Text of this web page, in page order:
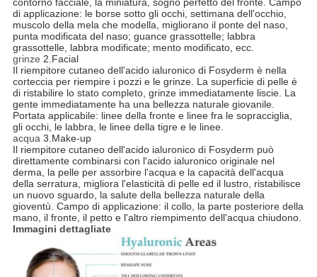
di applicazione: le borse sotto gli occhi, settimana dell'occhio,
muscolo della mela che modella, migliorano il ponte del naso,
punta modificata del naso; guance grassottelle; labbra
grassottelle, labbra modificate; mento modificato, ecc.
grinze 2.Facial
Il riempitore cutaneo dell'acido ialuronico di Fosyderm è nella
corteccia per riempire i pozzi e le grinze. La superficie di pelle è
di ristabilire lo stato completo, grinze immediatamente liscie. La
gente immediatamente ha una bellezza naturale giovanile.
Portata applicabile: linee della fronte e linee fra le sopracciglia,
gli occhi, le labbra, le linee della tigre e le linee.
acqua 3.Make-up
Il riempitore cutaneo dell'acido ialuronico di Fosyderm può
direttamente combinarsi con l'acido ialuronico originale nel
derma, la pelle per assorbire l'acqua e la capacità dell'acqua
della serratura, migliora l'elasticità di pelle ed il lustro, ristabilisce
un nuovo sguardo, la salute della bellezza naturale della
gioventù. Campo di applicazione: il collo, la parte posteriore della
mano, il fronte, il petto e l'altro riempimento dell'acqua chiudono.
Immagini dettagliate